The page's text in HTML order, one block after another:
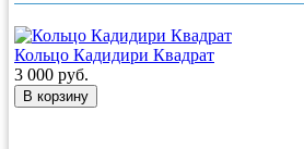
Кольцо Кадидири Квадрат
3 000 руб.